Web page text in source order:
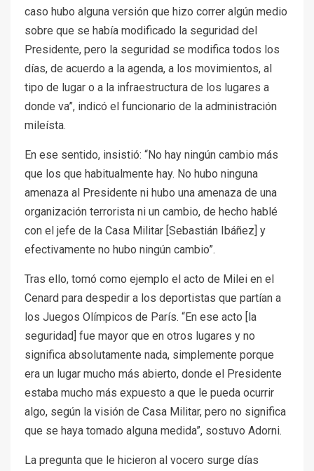
caso hubo alguna versión que hizo correr algún medio
sobre que se había modificado la seguridad del
Presidente, pero la seguridad se modifica todos los
días, de acuerdo a la agenda, a los movimientos, al
tipo de lugar o a la infraestructura de los lugares a
donde va”, indicó el funcionario de la administración
mileísta.
En ese sentido, insistió: “No hay ningún cambio más
que los que habitualmente hay. No hubo ninguna
amenaza al Presidente ni hubo una amenaza de una
organización terrorista ni un cambio, de hecho hablé
con el jefe de la Casa Militar [Sebastián Ibáñez] y
efectivamente no hubo ningún cambio”.
Tras ello, tomó como ejemplo el acto de Milei en el
Cenard para despedir a los deportistas que partían a
los Juegos Olímpicos de París. “En ese acto [la
seguridad] fue mayor que en otros lugares y no
significa absolutamente nada, simplemente porque
era un lugar mucho más abierto, donde el Presidente
estaba mucho más expuesto a que le pueda ocurrir
algo, según la visión de Casa Militar, pero no significa
que se haya tomado alguna medida”, sostuvo Adorni.
La pregunta que le hicieron al vocero surge días